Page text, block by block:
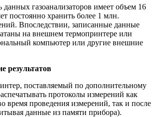
данных газоанализаторов имеет объем 16
постоянно хранить более 1 млн.
Впоследствии, записанные данные
на внешнем термопринтере или
компьютер или другие внешние
результатов
поставляемый по дополнительному
протоколы измерений как
время проведения измерений, так и после
данные из памяти прибора).